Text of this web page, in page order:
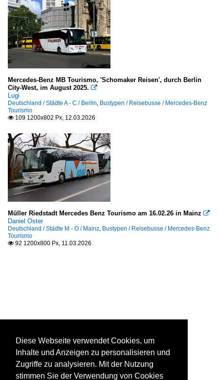
Mercedes-Benz MB Tourismo, 'Schomaker Reisen', durch Berlin
City-West, im August 2025. 
Lugi
Deutschland / Städte A - C / Berlin, Bustypen / Reisebusse / Mercedes-Benz
Tourismo
 109 1200x802 Px, 12.03.2026
Müller Riedstadt Mercedes Benz Tourismo am 16.02.26 in Mainz 
Daniel Oster
Deutschland / Städte M - O / Mainz, Bustypen / Reisebusse / Mercedes-Benz
Tourismo
 92 1200x800 Px, 11.03.2026
Diese Webseite verwendet Cookies, um
Inhalte und Anzeigen zu personalisieren und
Zugriffe zu analysieren. Mit der Nutzung
stimmen Sie der Verwendung von Cookies